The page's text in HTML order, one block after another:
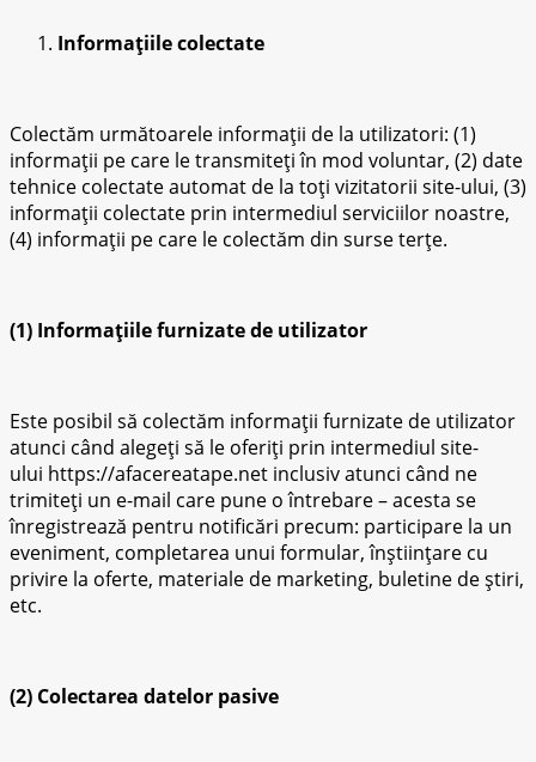
Informațiile colectate
Colectăm următoarele informații de la utilizatori: (1)
informații pe care le transmiteți în mod voluntar, (2) date
tehnice colectate automat de la toți vizitatorii site-ului, (3)
informații colectate prin intermediul serviciilor noastre,
(4) informații pe care le colectăm din surse terțe.
(1) Informațiile furnizate de utilizator
Este posibil să colectăm informații furnizate de utilizator
atunci când alegeți să le oferiți prin intermediul site-
ului https://afacereatape.net inclusiv atunci când ne
trimiteți un e-mail care pune o întrebare – acesta se
înregistrează pentru notificări precum: participare la un
eveniment, completarea unui formular, înștiințare cu
privire la oferte, materiale de marketing, buletine de știri,
etc.
(2) Colectarea datelor pasive